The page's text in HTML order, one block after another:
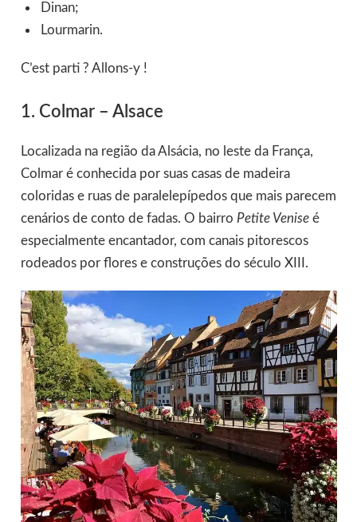
Dinan;
Lourmarin.
C’est parti ? Allons-y !
1. Colmar – Alsace
Localizada na região da Alsácia, no leste da França,
Colmar é conhecida por suas casas de madeira
coloridas e ruas de paralelepípedos que mais parecem
cenários de conto de fadas. O bairro Petite Veniseé
especialmente encantador, com canais pitorescos
rodeados por flores e construções do século XIII.